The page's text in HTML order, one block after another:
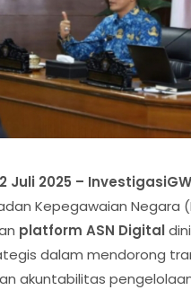
Juli 2025 –
Kepegawaian Negara
platform ASN Digital
dalam mendorong
akuntabilitas